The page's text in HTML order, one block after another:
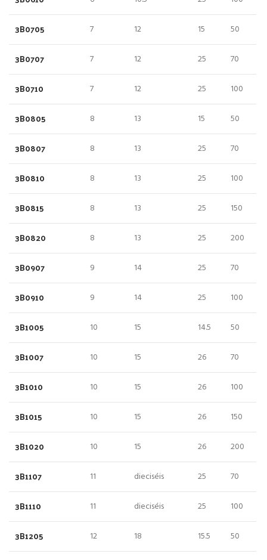
3B0705 7 12 15 50
3B0707 7 12 25 70
3B0710 7 12 25 100
3B0805 8 13 15 50
3B0807 8 13 25 70
3B0810 8 13 25 100
3B0815 8 13 25 150
3B0820 8 13 25 200
3B0907 9 14 25 70
3B0910 9 14 25 100
3B1005 10 15 14.5 50
3B1007 10 15 26 70
3B1010 10 15 26 100
3B1015 10 15 26 150
3B1020 10 15 26 200
3B1107 11 dieciséis 25 70
3B1110 11 dieciséis 25 100
3B1205 12 18 15.5 50